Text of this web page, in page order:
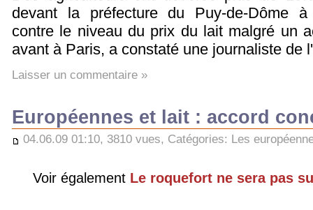
devant la préfecture du Puy-de-Dôme à
contre le niveau du prix du lait malgré un
avant à Paris, a constaté une journaliste de
Laisser un commentaire »
Européennes et lait : accord
04.06.09 01:10, 3810 vues, Catégories: Les
Voir également Le roquefort ne sera pas